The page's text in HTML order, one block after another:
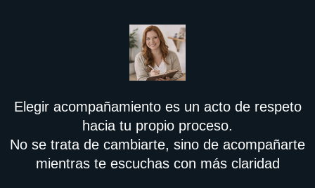
Elegir acompañamiento es un acto de respeto
hacia tu propio proceso.
No se trata de cambiarte, sino de acompañarte
mientras te escuchas con más claridad